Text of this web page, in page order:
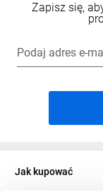
Zapisz się,
Podaj adres e-
Jak kupować